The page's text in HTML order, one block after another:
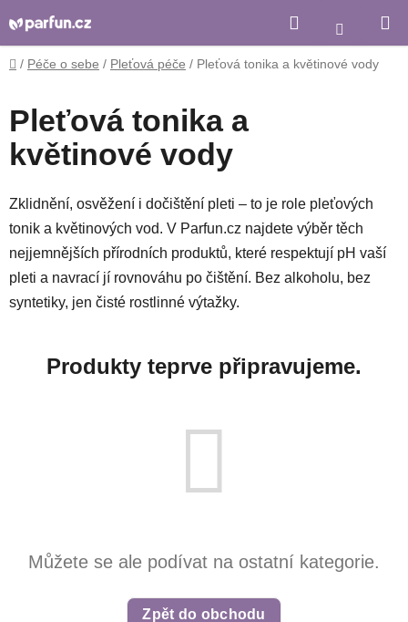
na
obsah
Nákupní
košík
Domů
/ Péče o sebe / Pleťová péče / Pleťová tonika a květinové vody
Pleťová tonika a
květinové vody
Zklidnění, osvěžení i dočištění pleti – to je role pleťových
tonik a květinových vod. V Parfun.cz najdete výběr těch
nejjemnějších přírodních produktů, které respektují pH vaší
pleti a navrací jí rovnováhu po čištění. Bez alkoholu, bez
syntetiky, jen čisté rostlinné výtažky.
Produkty teprve připravujeme.
Můžete se ale podívat na ostatní kategorie.
Zpět do obchodu